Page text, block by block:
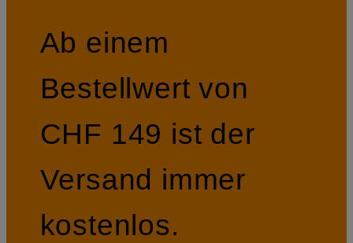
Ab einem
Bestellwert von
CHF 149 ist der
Versand immer
kostenlos.